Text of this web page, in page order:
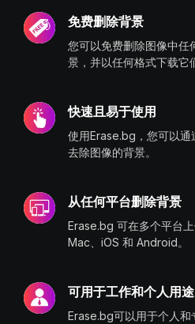
免费删除背景
您可以免费删除图像中任
景，并以任何格式下载它
快速且易于使用
使用Erase.bg，您可以通
去除图像的背景。
从任何平台删除背景
Erase.bg 可在多个平台
Mac、iOS 和 Android。
可用于工作和个人用途
Erase.bg可以用于个人